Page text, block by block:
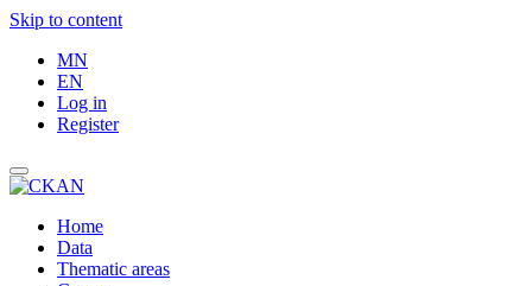
Skip to content
MN
EN
Log in
Register
Home
Data
Thematic areas